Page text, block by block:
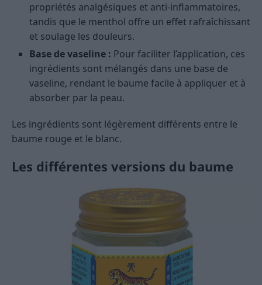
propriétés analgésiques et anti-inflammatoires,
tandis que le menthol offre un effet rafraîchissant
et soulage les douleurs.
Base de vaseline : Pour faciliter l’application, ces
ingrédients sont mélangés dans une base de
vaseline, rendant le baume facile à appliquer et à
absorber par la peau.
Les ingrédients sont légèrement différents entre le
baume rouge et le blanc.
Les différentes versions du baume